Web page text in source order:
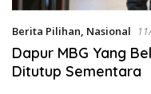
Berita Pilihan, Nasional
Dapur MBG Yang
Ditutup Sementara